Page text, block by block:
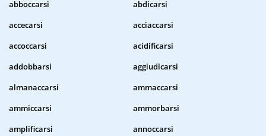
abboccarsi
abdicarsi
accecarsi
acciaccarsi
accoccarsi
acidificarsi
addobbarsi
aggiudicarsi
almanaccarsi
ammaccarsi
ammiccarsi
ammorbarsi
amplificarsi
annoccarsi